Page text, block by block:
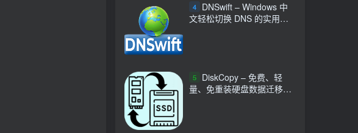
4
DNSwift – Windows 中
文轻松切换 DNS 的实用工
5
DiskCopy – 免费、轻
量、免重装硬盘数据迁移工